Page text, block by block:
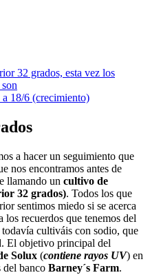
32 grados, esta vez los
18/6 (crecimiento)
a hacer un seguimiento que
nos encontramos antes de
llamando un cultivo de
32 grados). Todos los que
sentimos miedo si se acerca
los recuerdos que tenemos del
cultiváis con sodio, que
El objetivo principal del
Solux (contiene rayos UV) en
del banco Barney´s Farm.